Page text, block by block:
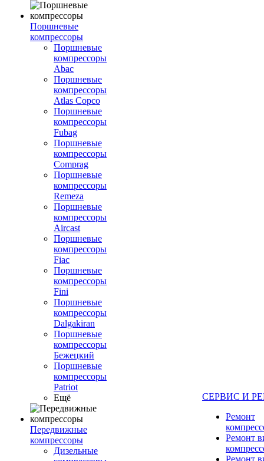
Поршневые
компрессоры
Поршневые
компрессоры
Abac
Поршневые
компрессоры
Atlas Copco
Поршневые
компрессоры
Fubag
Поршневые
компрессоры
Comprag
Поршневые
компрессоры
Remeza
Поршневые
компрессоры
Aircast
Поршневые
компрессоры
Fiac
Поршневые
компрессоры
Fini
Поршневые
компрессоры
Dalgakiran
Поршневые
компрессоры
Бежецкий
Поршневые
компрессоры
Patriot
Ещё
Передвижные
компрессоры
Дизельные
СЕРВИС И
Ремонт
Ремонт
Ремонт